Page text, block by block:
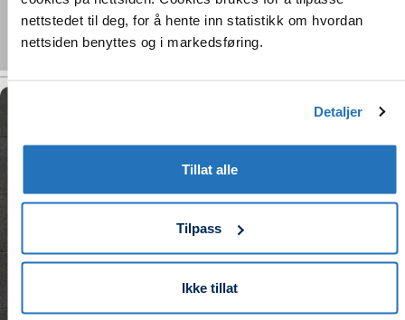
nettstedet til deg, for å hente inn statistikk om hvordan
nettsiden benyttes og i markedsføring.
Detaljer
Tillat alle
Tilpass
Ikke tillat
Vänligenacceptera marknadsföringscookiesför att se
videon.